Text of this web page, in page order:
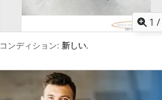
1 /
コンディション: 新しい,